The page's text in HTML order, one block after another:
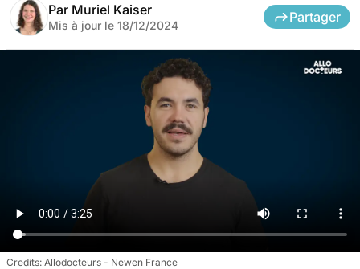
Par Muriel Kaiser
Mis à jour le 18/12/2024
Partager
Allodocteurs - Newen France